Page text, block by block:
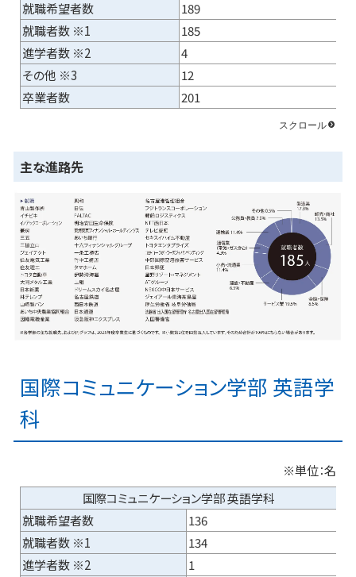
就職希望者数
189
就職者数 ※1
185
進学者数 ※2
4
その他 ※3
12
卒業者数
201
主な進路先
国際コミュニケーション学部 英語学
科
※単位：名
国際コミュニケーション学部 英語学科
就職希望者数
136
就職者数 ※1
134
進学者数 ※2
1